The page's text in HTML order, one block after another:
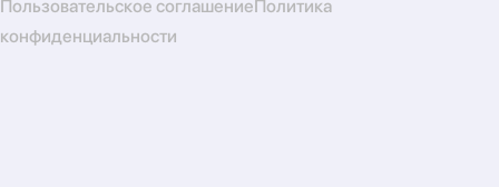
Пользовательское соглашениеПолитика
конфиденциальности